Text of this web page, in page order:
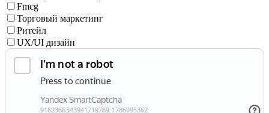
Fmcg
Торговый маркетинг
Ритейл
UX/UI дизайн